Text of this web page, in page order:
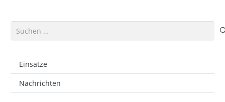
nach:
Einsätze
Nachrichten